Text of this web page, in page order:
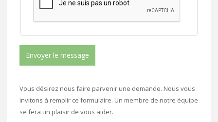
Envoyer le message
Vous désirez nous faire parvenir une demande. Nous vous
invitons à remplir ce formulaire. Un membre de notre équipe
se fera un plaisir de vous aider.